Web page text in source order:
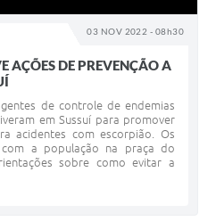
03 NOV 2022 - 08h30
AÇÕES DE PREVENÇÃO A
de controle de endemias
em Sussuí para promover
acidentes com escorpião. Os
a população na praça do
sobre como evitar a